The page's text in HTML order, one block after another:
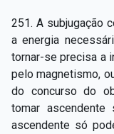
251. A subjugação
a energia
tornar-se precisa a
pelo magnetismo,
do concurso do
tomar
ascendente só